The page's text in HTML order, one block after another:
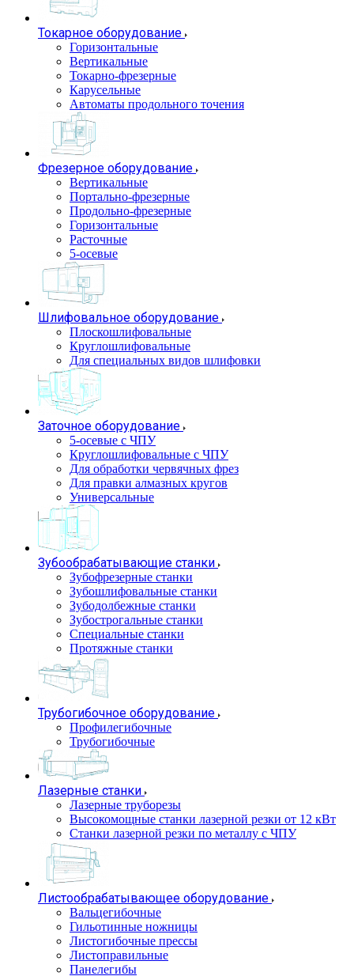
Токарное оборудование
Горизонтальные
Вертикальные
Токарно-фрезерные
Карусельные
Автоматы продольного точения
Фрезерное оборудование
Вертикальные
Портально-фрезерные
Продольно-фрезерные
Горизонтальные
Расточные
5-осевые
Шлифовальное оборудование
Плоскошлифовальные
Круглошлифовальные
Для специальных видов шлифовки
Заточное оборудование
5-осевые с ЧПУ
Круглошлифовальные с ЧПУ
Для обработки червячных фрез
Для правки алмазных кругов
Универсальные
Зубообрабатывающие станки
Зубофрезерные станки
Зубошлифовальные станки
Зубодолбежные станки
Зубострогальные станки
Специальные станки
Протяжные станки
Трубогибочное оборудование
Профилегибочные
Трубогибочные
Лазерные станки
Лазерные труборезы
Высокомощные станки лазерной резки от 12 кВт
Станки лазерной резки по металлу с ЧПУ
Листообрабатывающее оборудование
Вальцегибочные
Гильотинные ножницы
Листогибочные прессы
Листоправильные
Панелегибы